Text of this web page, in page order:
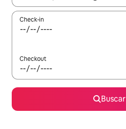
Check-in
Checkout
Buscar